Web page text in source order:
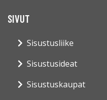
SIVUT
Sisustusliike
Sisustusideat
Sisustuskaupat